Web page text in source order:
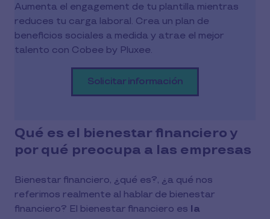
Aumenta el engagement de tu plantilla mientras
reduces tu carga laboral. Crea un plan de
beneficios sociales a medida y atrae el mejor
talento con Cobee by Pluxee.
Solicitar información
Qué es el bienestar financiero y
por qué preocupa a las empresas
Bienestar financiero, ¿qué es?, ¿a qué nos
referimos realmente al hablar de bienestar
financiero? El bienestar financiero es la